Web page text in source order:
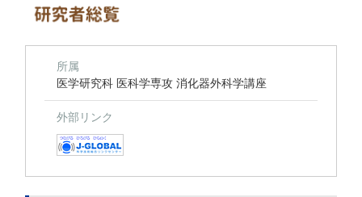
所属
医学研究科 医科学専攻 消化器外科学講座
外部リンク